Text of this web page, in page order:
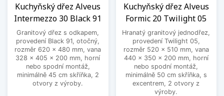
Kuchyňský dřez Alveus
Intermezzo 30 Black 91
Granitový dřez s odkapem,
provedení Black 91, otočný,
rozměr 620 x 480 mm, vana
328 x 405 x 200 mm, horní
nebo spodní montáž,
minimálně 45 cm skříňka, 2
otvory z výroby.
Kuchyňský dřez Alveus
Formic 20 Twilight 05
Hranatý granitový jednodřez,
provedení Twilight 05,
rozměr 520 x 510 mm, vana
440 x 350 x 200 mm, horní
nebo spodní montáž,
minimálně 50 cm skříňka, s
excentrem, 2 otvory z
výroby.